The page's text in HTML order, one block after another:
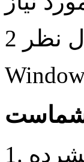
نظر 2
1. پسورد فایل فشرده soft98.ir میباشد. 2. جهت مطرح کردن